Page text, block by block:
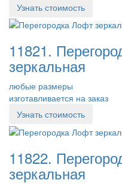
Узнать стоимость
11821.
зеркальная
любые размеры
изготавливается на заказ
Узнать стоимость
11822.
зеркальная